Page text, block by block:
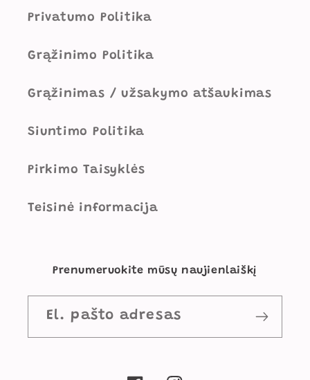
Privatumo Politika
Grąžinimo Politika
Grąžinimas / užsakymo atšaukimas
Siuntimo Politika
Pirkimo Taisyklės
Teisinė informacija
Prenumeruokite mūsų naujienlaiškį
El. pašto adresas